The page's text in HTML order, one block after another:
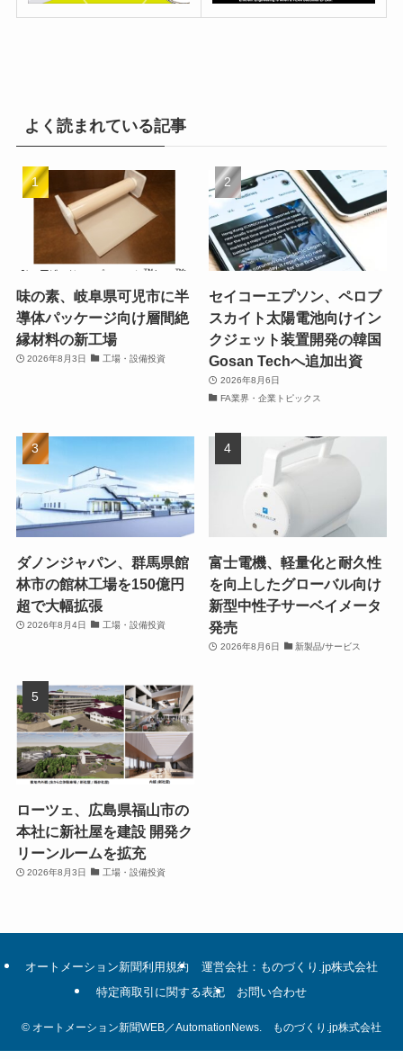
よく読まれている記事
味の素、岐阜県可児市に半
導体パッケージ向け層間絶
縁材料の新工場
2026年8月3日 工場・設備投資
セイコーエプソン、ペロブ
スカイト太陽電池向けイン
クジェット装置開発の韓国
Gosan Techへ追加出資
2026年8月6日
FA業界・企業トピックス
ダノンジャパン、群馬県館
林市の館林工場を150億円
超で大幅拡張
2026年8月4日 工場・設備投資
富士電機、軽量化と耐久性
を向上したグローバル向け
新型中性子サーベイメータ
発売
2026年8月6日 新製品/サービス
ローツェ、広島県福山市の
本社に新社屋を建設 開発ク
リーンルームを拡充
2026年8月3日 工場・設備投資
オートメーション新聞利用規約
運営会社：ものづくり.jp株式会社
特定商取引に関する表記
お問い合わせ
© オートメーション新聞WEB／AutomationNews. ものづくり.jp株式会社